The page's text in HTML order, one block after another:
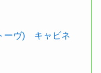
ーヴ) キャビネ